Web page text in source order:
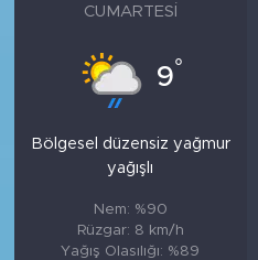
CUMARTESI
9°
Bölgesel düzensiz yağmur
yağışlı
Nem: %90
Rüzgar: 8 km/h
Yağış Olasılığı: %89